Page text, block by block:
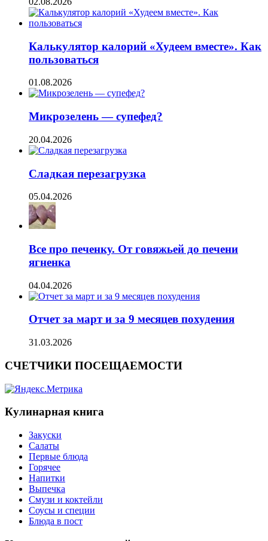
Калькулятор калорий «Худеем вместе». Как
пользоваться
01.08.2026
Микрозелень — супефед?
20.04.2026
Сладкая перезагрузка
05.04.2026
Все про печенку. От говяжьей до печени
ягненка
04.04.2026
Отчет за март и за 9 месяцев похудения
31.03.2026
СЧЕТЧИКИ ПОСЕЩАЕМОСТИ
Кулинарная книга
Закуски
Салаты
Первые блюда
Горячее
Напитки
Выпечка
Смузи и коктейли
Соусы и специи
Блюда в пост